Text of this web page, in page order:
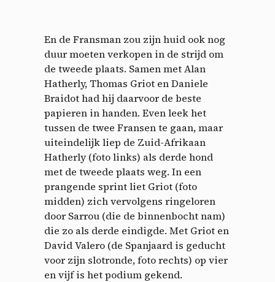
En de Fransman zou zijn huid ook nog
duur moeten verkopen in de strijd om
de tweede plaats. Samen met Alan
Hatherly, Thomas Griot en Daniele
Braidot had hij daarvoor de beste
papieren in handen. Even leek het
tussen de twee Fransen te gaan, maar
uiteindelijk liep de Zuid-Afrikaan
Hatherly (foto links) als derde hond
met de tweede plaats weg. In een
prangende sprint liet Griot (foto
midden) zich vervolgens ringeloren
door Sarrou (die de binnenbocht nam)
die zo als derde eindigde. Met Griot en
David Valero (de Spanjaard is geducht
voor zijn slotronde, foto rechts) op vier
en vijf is het podium gekend.